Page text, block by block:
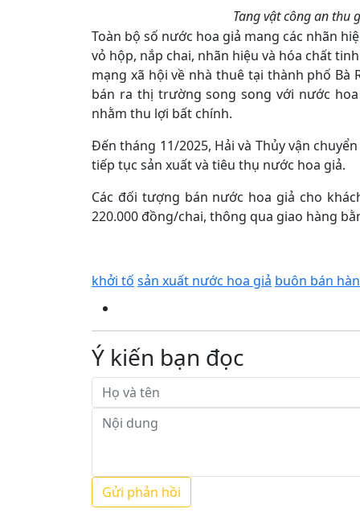
Tang vật công an thu
Toàn bộ số nước hoa giả mang các nhãn
vỏ hộp, nắp chai, nhãn hiệu và hóa chất
mạng xã hội về nhà thuê tại thành phố Bà
bán ra thị trường song song với nước
nhằm thu lợi bất chính.
Đến tháng 11/2025, Hải và Thủy vận
tiếp tục sản xuất và tiêu thụ nước hoa giả.
Các đối tượng bán nước hoa giả cho
220.000 đồng/chai, thông qua giao hàng
khởi tố sản xuất nước hoa giả buôn bán
Ý kiến bạn đọc